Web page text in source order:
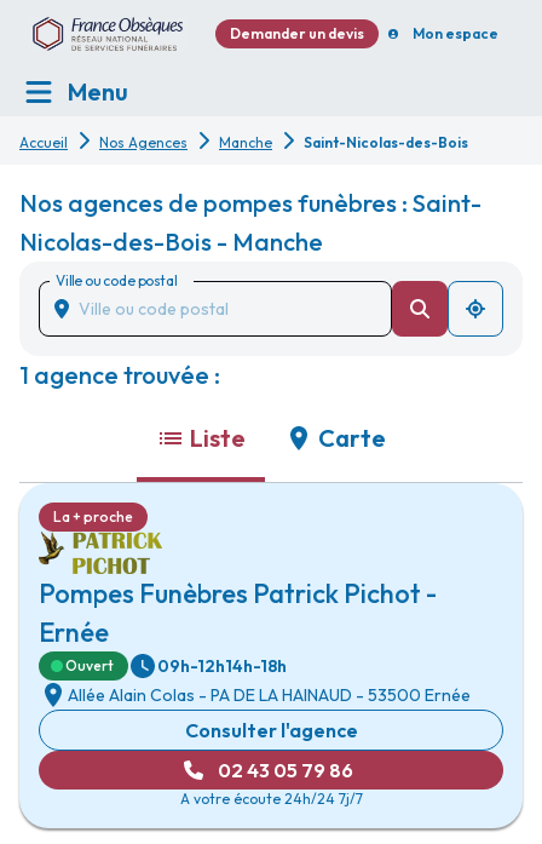
Demander un devis Mon espace
Menu
Accueil Nos Agences Manche Saint-Nicolas-des-Bois
Nos agences de pompes funèbres : Saint-
Nicolas-des-Bois - Manche
Ville ou code postal
1 agence trouvée :
Liste Carte
Pompes Funèbres Patrick Pichot -
Ernée
La + proche
Ouvert 09h-12h14h-18h
Allée Alain Colas - PA DE LA HAINAUD - 53500 Ernée
Consulter l'agence
02 43 05 79 86
A votre écoute 24h/24 7j/7